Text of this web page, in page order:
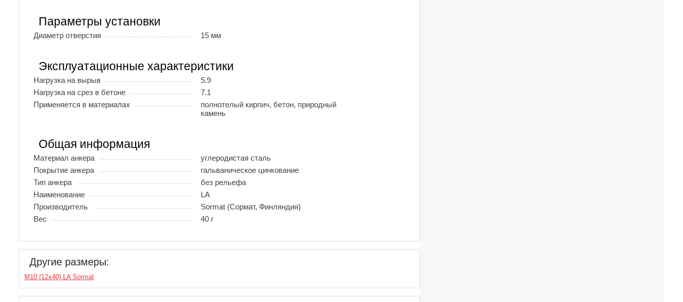
Параметры установки
Диаметр отверстия 15 мм
Эксплуатационные характеристики
Нагрузка на вырыв
5.9
Нагрузка на срез в бетоне
7.1
Применяется в материалах
полнотелый кирпич, бетон, природный
камень
Общая информация
Материал анкера
углеродистая сталь
Покрытие анкера
гальваническое цинкование
Тип анкера
без рельефа
Наименование
LA
Производитель
Sormat (Сормат, Финляндия)
Вес
40 г
Другие размеры:
M10 (12х40) LA Sormat